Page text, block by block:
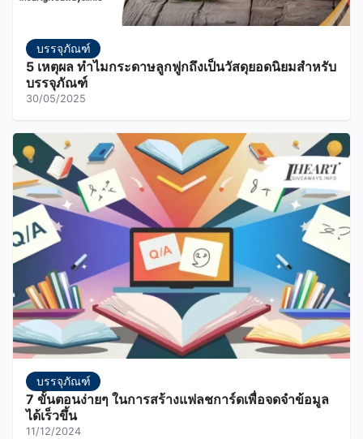
บรรจุภัณฑ์
5 เหตุผล ทำไมกระดาษลูกฟูกถึงเป็นวัสดุยอดนิยมสำหรับ
บรรจุภัณฑ์
30/05/2025
บรรจุภัณฑ์
7 ขั้นตอนง่ายๆ ในการสร้างแฟลชการ์ดเพื่อจดจำข้อมูล
ได้เร็วขึ้น
11/12/2024